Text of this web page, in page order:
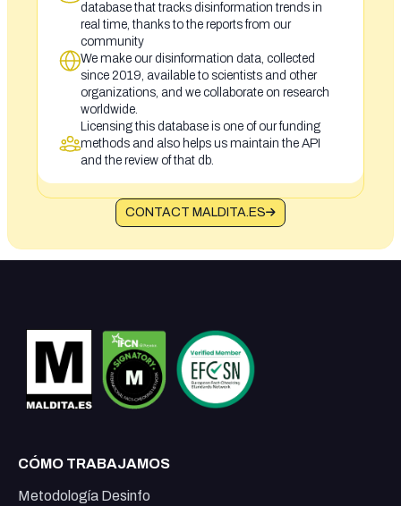
database that tracks disinformation trends in
real time, thanks to the reports from our
community
We make our disinformation data, collected
since 2019, available to scientists and other
organizations, and we collaborate on research
worldwide.
Licensing this database is one of our funding
methods and also helps us maintain the API
and the review of that db.
CONTACT MALDITA.ES
CÓMO TRABAJAMOS
Metodología Desinfo